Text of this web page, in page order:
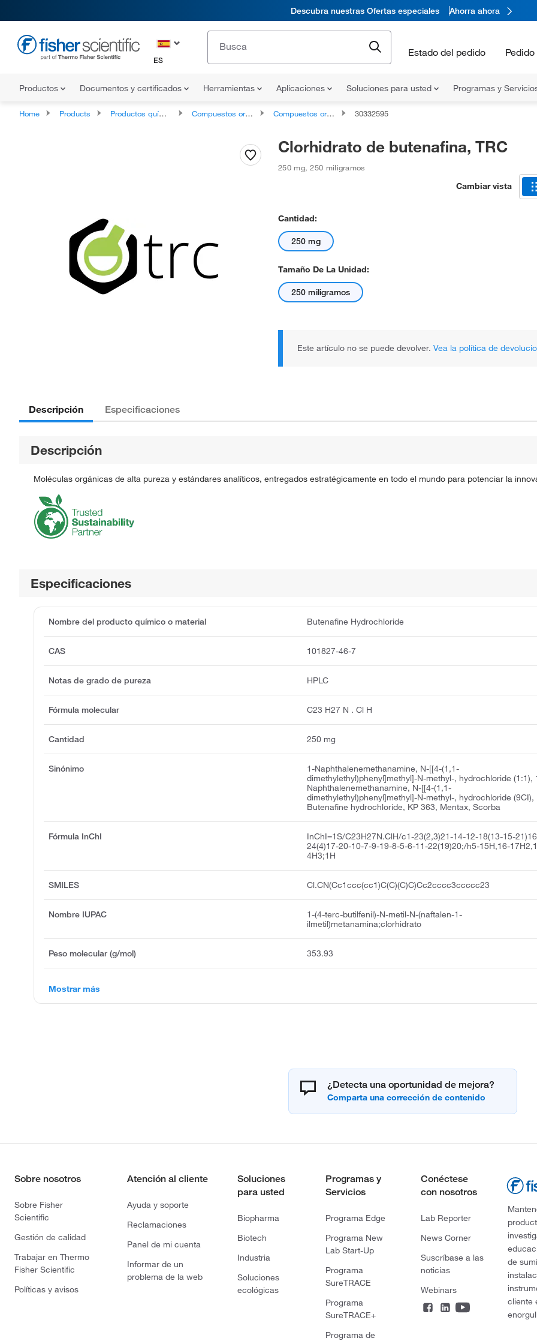
Descubra nuestras Ofertas especiales Ahorra ahora
ES
Estado del pedido
Productos Documentos y certificados Herramientas Aplicaciones Soluciones para usted Programas y
Home Products Productos químicos Compuestos orgánicos Compuestos orgánicos no clasificados 30332595
Clorhidrato de butenafina, TRC
250 mg,250 miligramos
Cambiar vista
Cantidad:
250 mg
Tamaño De La Unidad:
250 miligramos
Este artículo no se puede devolver. Vea la política de
Descripción Especificaciones
Descripción
Moléculas orgánicas de alta pureza y estándares analíticos, entregados estratégicamente en todo el mundo para potenciar la
Especificaciones
Nombre del producto químico o material Butenafine Hydrochloride
CAS 101827-46-7
Notas de grado de pureza HPLC
Fórmula molecular C23 H27 N . Cl H
Cantidad 250 mg
Sinónimo
1-Naphthalenemethanamine, N-[[4-(1,1-
dimethylethyl)phenyl]methyl]-N-methyl-, hydrochloride (1:1),
Naphthalenemethanamine, N-[[4-(1,1-
dimethylethyl)phenyl]methyl]-N-methyl-, hydrochloride (9CI),
Butenafine hydrochloride, KP 363, Mentax, Scorba
Fórmula InChI
InChI=1S/C23H27N.ClH/c1-23(2,3)21-14-12-18(13-15-
24(4)17-20-10-7-9-19-8-5-6-11-22(19)20;/h5-15H,16-
4H3;1H
SMILES Cl.CN(Cc1ccc(cc1)C(C)(C)C)Cc2cccc3ccccc23
Nombre IUPAC
1-(4-terc-butilfenil)-N-metil-N-(naftalen-1-
ilmetil)metanamina;clorhidrato
Peso molecular (g/mol) 353.93
Mostrar más
¿Detecta una oportunidad de mejora?
Sobre nosotros
Sobre Fisher
Scientific
Gestión de calidad
Trabajar en Thermo
Fisher Scientific
Políticas y avisos
Atención al cliente
Ayuda y soporte
Reclamaciones
Panel de mi cuenta
Informar de un
problema de la web
Soluciones
para usted
Biopharma
Biotech
Industria
Soluciones
ecológicas
Programas y
Servicios
Programa Edge
Programa New
Lab Start-Up
Programa
SureTRACE
Programa
SureTRACE+
Programa de
Conéctese
con nosotros
Lab Reporter
News Corner
Suscríbase a las
noticias
Webinars
de
cliente